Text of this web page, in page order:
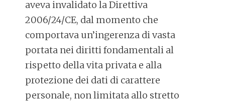
aveva invalidato la Direttiva
2006/24/CE, dal momento che
comportava un’ingerenza di vasta
portata nei diritti fondamentali al
rispetto della vita privata e alla
protezione dei dati di carattere
personale, non limitata allo stretto